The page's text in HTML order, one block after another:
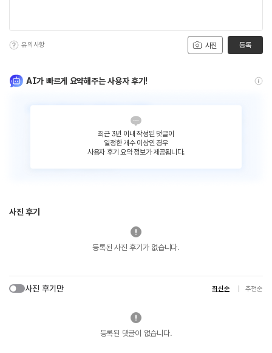
사진
유의사항 등록
AI가 빠르게 요약해주는 사용자 후기!
최근 3년 이내 작성된 댓글이
일정한 개수 이상인 경우
사용자 후기 요약 정보가 제공됩니다.
사진 후기
등록된 사진 후기가 없습니다.
사진 후기만 최신순 추천순
등록된 댓글이 없습니다.